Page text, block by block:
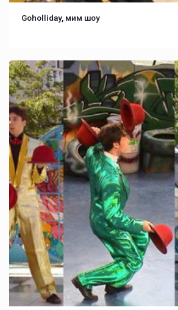
Goholliday, мим шоу